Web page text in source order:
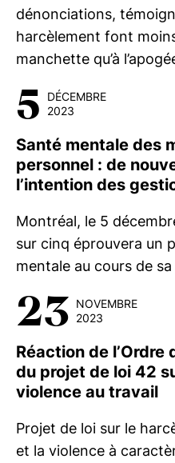
dénonciations,
harcèlement font
manchette qu’à
5
DÉCEMBRE
2023
Santé mentale des
personnel : de
l’intention des
Montréal, le 5
sur cinq éprouvera un
mentale au cours de
23 NOVEMBRE
2023
Réaction de l’Ordre
du projet de loi 42
violence au travail
Projet de loi sur le
et la violence à